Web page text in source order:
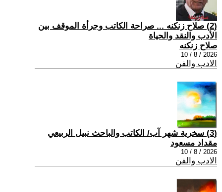
(2) صلاح زنكنه ... صراحة الكاتب وجرأة الموقف بين
الأدب والنقد والحياة
صلاح زنكنه
2026 / 8 / 10
الادب والفن
(3) سخرية شهر آب/ الكاتب والباحث نبيل الربيعي
مقداد مسعود
2026 / 8 / 10
الادب والفن